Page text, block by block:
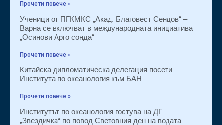
Прочети повече »
Ученици от ПГКМКС „Акад. Благовест Сендов“ –
Варна се включват в международната инициатива
„Осинови Арго сонда“
Прочети повече »
Китайска дипломатическа делегация посети
Института по океанология към БАН
Прочети повече »
Институтът по океанология гостува на ДГ
„Звездичка“ по повод Световния ден на водата